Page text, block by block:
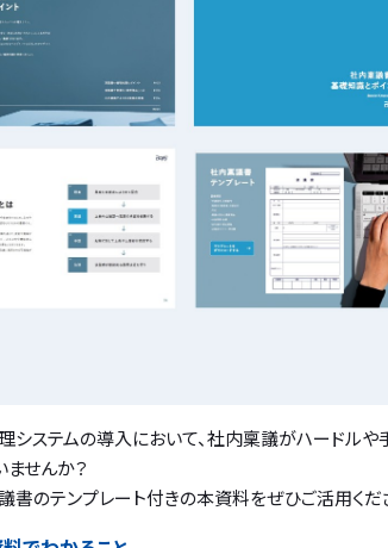
システムの導入において、社内稟議がハードルや
ませんか？
書のテンプレート付きの本資料をぜひご活用くだ